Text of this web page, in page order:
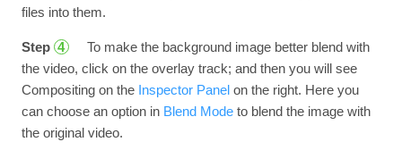
files into them.
Step 4
To make the background image better blend with
the video, click on the overlay track; and then you will see
Compositing on the Inspector Panelon the right. Here you
can choose an option in Blend Modeto blend the image with
the original video.